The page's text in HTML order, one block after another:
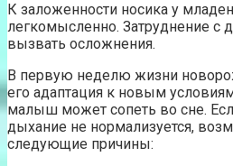
К заложенности носика у
легкомысленно. Затруднение с
вызвать осложнения.
В первую неделю жизни
его адаптация к новым
малыш может сопеть во сне.
дыхание не нормализуется,
следующие причины: